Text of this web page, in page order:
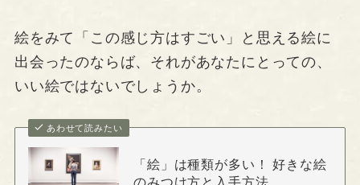
絵をみて「この感じ方はすごい」と思える絵に
出会ったのならば、それがあなたにとっての、
いい絵ではないでしょうか。
あわせて読みたい
「絵」は種類が多い！ 好きな絵
のみつけ方と入手方法